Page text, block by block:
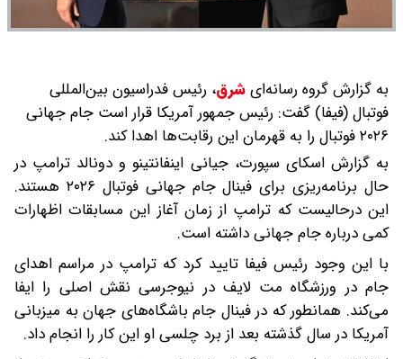
به گزارش گروه رسانه‌ایشرق، رئیس فدراسیون بین‌المللی
فوتبال (فیفا) گفت: رئیس جمهور آمریکا قرار است جام جهانی
۲۰۲۶ فوتبال را به قهرمان این رقابت‌ها اهدا کند.
به گزارش اسکای سپورت، جیانی اینفانتینو و دونالد ترامپ در
حال برنامه‌ریزی برای فینال جام جهانی فوتبال ۲۰۲۶ هستند.
این درحالیست که ترامپ از زمان آغاز این مسابقات اظهارات
کمی درباره جام جهانی داشته است.
با این وجود رئیس فیفا تایید کرد که ترامپ در مراسم اهدای
جام در ورزشگاه مت لایف در نیوجرسی نقش اصلی را ایفا
می‌کند. همانطور که در فینال جام باشگاه‌های جهان به میزبانی
آمریکا در سال گذشته بعد از برد چلسی او این کار را انجام داد.